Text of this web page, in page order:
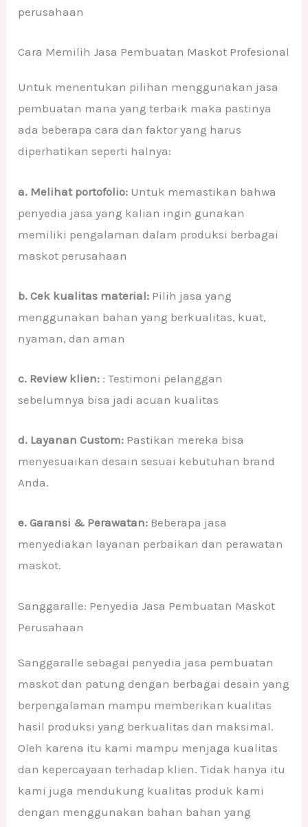
perusahaan
Cara Memilih Jasa Pembuatan Maskot Profesional
Untuk menentukan pilihan menggunakan jasa
pembuatan mana yang terbaik maka pastinya
ada beberapa cara dan faktor yang harus
diperhatikan seperti halnya:
a. Melihat portofolio: Untuk memastikan bahwa
penyedia jasa yang kalian ingin gunakan
memiliki pengalaman dalam produksi berbagai
maskot perusahaan
b. Cek kualitas material: Pilih jasa yang
menggunakan bahan yang berkualitas, kuat,
nyaman, dan aman
c. Review klien: : Testimoni pelanggan
sebelumnya bisa jadi acuan kualitas
d. Layanan Custom: Pastikan mereka bisa
menyesuaikan desain sesuai kebutuhan brand
Anda.
e. Garansi & Perawatan: Beberapa jasa
menyediakan layanan perbaikan dan perawatan
maskot.
Sanggaralle: Penyedia Jasa Pembuatan Maskot
Perusahaan
Sanggaralle sebagai penyedia jasa pembuatan
maskot dan patung dengan berbagai desain yang
berpengalaman mampu memberikan kualitas
hasil produksi yang berkualitas dan maksimal.
Oleh karena itu kami mampu menjaga kualitas
dan kepercayaan terhadap klien. Tidak hanya itu
kami juga mendukung kualitas produk kami
dengan menggunakan bahan bahan yang